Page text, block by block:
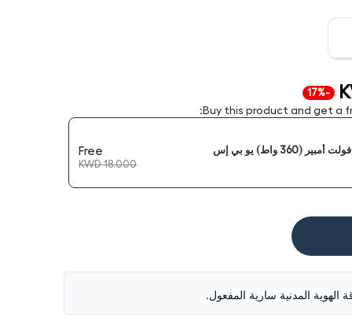
-17%
Buy this product and get a
Free
KWD 18.000
الهوية المدنية سارية المفعول.